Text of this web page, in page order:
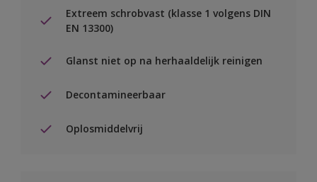
Extreem schrobvast (klasse 1 volgens DIN
EN 13300)
Glanst niet op na herhaaldelijk reinigen
Decontamineerbaar
Oplosmiddelvrij